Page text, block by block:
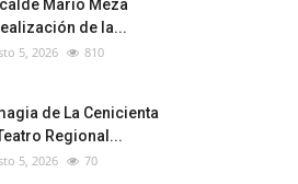
Mario Meza
de la...
5, 2026 810
de La Cenicienta
Regional...
5, 2026 70